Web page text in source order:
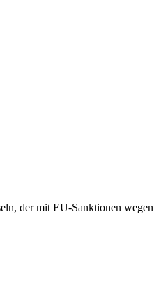
der mit EU-Sanktionen wegen